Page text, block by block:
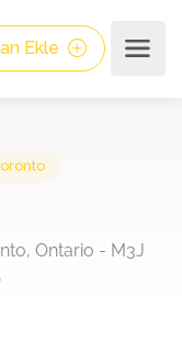
Ekle
Ontario -